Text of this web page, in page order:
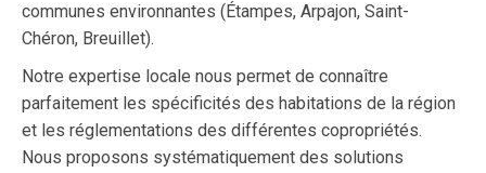
communes environnantes (Étampes, Arpajon, Saint-
Chéron, Breuillet).
Notre expertise locale nous permet de connaître
parfaitement les spécificités des habitations de la région
et les réglementations des différentes copropriétés.
Nous proposons systématiquement des solutions